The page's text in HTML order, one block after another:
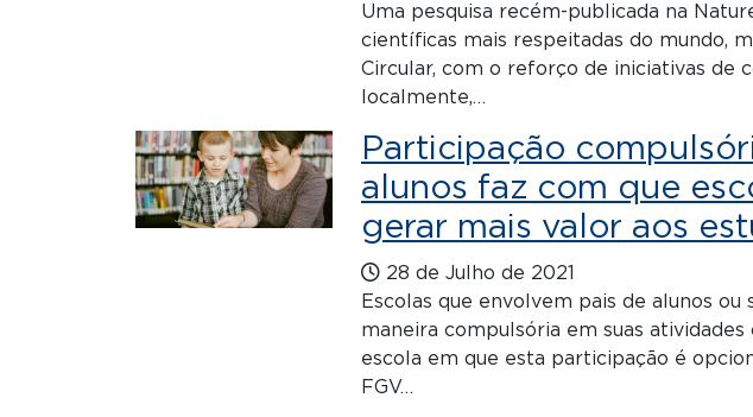
Uma pesquisa recém-publicada na
científicas mais respeitadas do mundo,
Circular, com o reforço de iniciativas de
localmente,…
Participação
alunos faz com que
gerar mais valor aos
28 de Julho de 2021
Escolas que envolvem pais de alunos ou
maneira compulsória em suas
escola em que esta participação é
FGV…